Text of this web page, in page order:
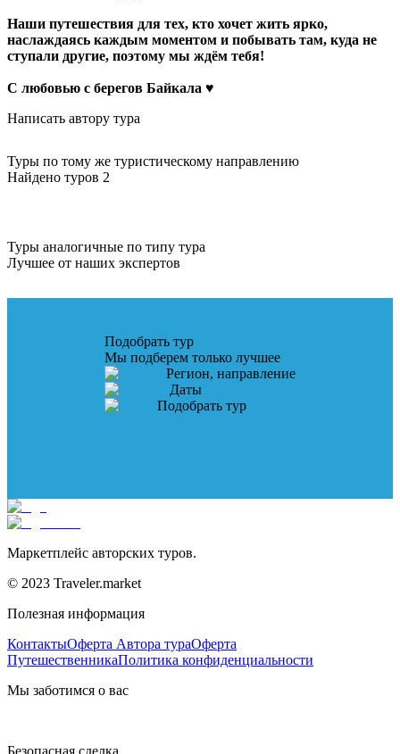
Наши путешествия для тех, кто хочет жить ярко,
наслаждаясь каждым моментом и побывать там, куда не
ступали другие, поэтому мы ждём тебя!
С любовью с берегов Байкала ♥
Написать автору тура
Туры по тому же туристическому направлению
Найдено туров 2
Туры аналогичные по типу тура
Лучшее от наших экспертов
Подобрать тур
Мы подберем только лучшее
Регион, направление
Даты
Подобрать тур
Маркетплейс авторских туров.
© 2023 Traveler.market
Полезная информация
КонтактыОферта Автора тураОферта
ПутешественникаПолитика конфиденциальности
Мы заботимся о вас
Безопасная сделка